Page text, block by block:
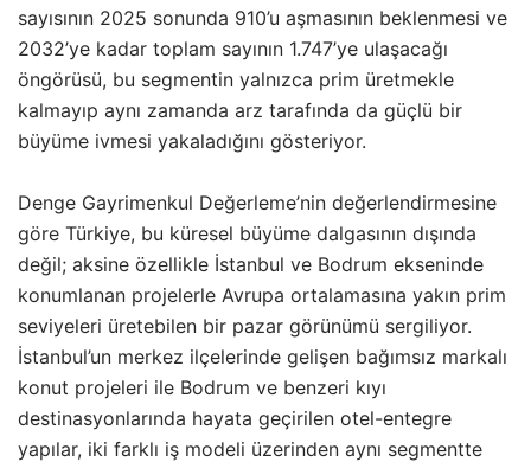
sayısının 2025 sonunda 910’u aşmasının beklenmesi ve
2032’ye kadar toplam sayının 1.747’ye ulaşacağı
öngörüsü, bu segmentin yalnızca prim üretmekle
kalmayıp aynı zamanda arz tarafında da güçlü bir
büyüme ivmesi yakaladığını gösteriyor.
Denge Gayrimenkul Değerleme’nin değerlendirmesine
göre Türkiye, bu küresel büyüme dalgasının dışında
değil; aksine özellikle İstanbul ve Bodrum ekseninde
konumlanan projelerle Avrupa ortalamasına yakın prim
seviyeleri üretebilen bir pazar görünümü sergiliyor.
İstanbul’un merkez ilçelerinde gelişen bağımsız markalı
konut projeleri ile Bodrum ve benzeri kıyı
destinasyonlarında hayata geçirilen otel-entegre
yapılar, iki farklı iş modeli üzerinden aynı segmentte